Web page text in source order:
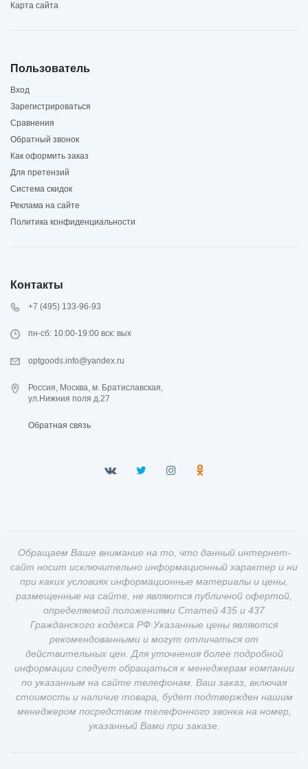
Карта сайта
Пользователь
Вход
Зарегистрироваться
Сравнения
Обратный звонок
Как оформить заказ
Для претензий
Система скидок
Реклама на сайте
Политика конфиденциальности
Контакты
+7 (495) 133-96-93
пн-сб: 10:00-19:00 вск: вых
optgoods.info@yandex.ru
Россия, Москва, м. Братиславская,
ул.Нижния поля д.27
Обратная связь
Обращаем Ваше внимание на то, что данный интернет-
сайт носит исключительно информационный характер и ни
при каких условиях информационные материалы и цены,
размещенные на сайте, не являются публичной офертой,
определяемой положениями Статей 435 и 437
Гражданского кодекса РФ Указанные цены являются
рекомендованными и могут отличаться от
действительных цен. Для уточнения более подробной
информации следует обращаться к менеджерам компании
по указанным на сайте телефонам. Ваш заказ, включая
стоимость и наличие товара, будет подтвержден нашим
менеджером посредством телефонного звонка на номер,
указанный Вами при заказе.